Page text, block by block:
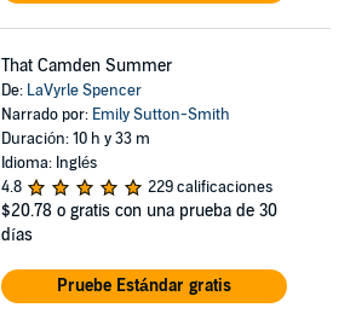
That Camden Summer
De: LaVyrle Spencer
Narrado por: Emily Sutton-Smith
Duración: 10 h y 33 m
Idioma: Inglés
4.8
229 calificaciones
$20.78 o gratis con una prueba de 30
días
Pruebe Estándar gratis